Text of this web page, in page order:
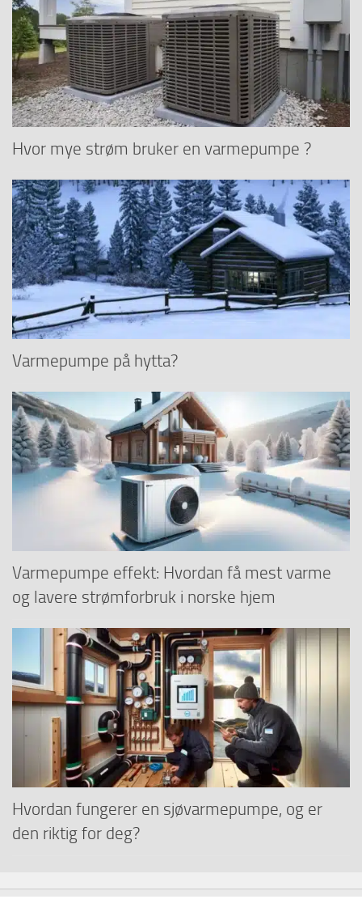
Hvor mye strøm bruker en varmepumpe ?
Varmepumpe på hytta?
Varmepumpe effekt: Hvordan få mest varme
og lavere strømforbruk i norske hjem
Hvordan fungerer en sjøvarmepumpe, og er
den riktig for deg?